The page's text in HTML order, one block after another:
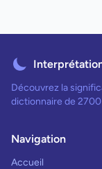
Découvrez la
dictionnaire de
Navigation
Accueil